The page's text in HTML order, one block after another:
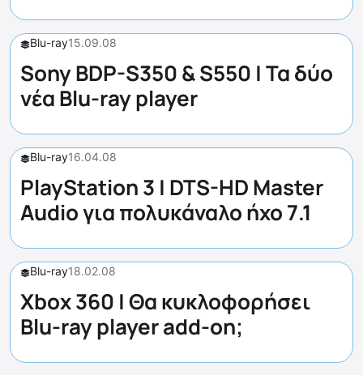
Blu-ray15.09.08
Sony BDP-S350 & S550 | Τα δύο
νέα Blu-ray player
Blu-ray16.04.08
PlayStation 3 | DTS-HD Master
Audio για πολυκάναλο ήχο 7.1
Blu-ray18.02.08
Xbox 360 | Θα κυκλοφορήσει
Blu-ray player add-on;